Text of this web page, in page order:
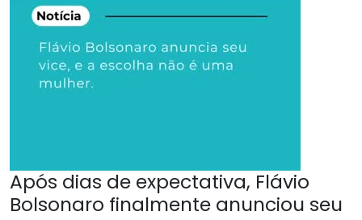
Após dias de expectativa, Flávio
Bolsonaro finalmente anunciou seu